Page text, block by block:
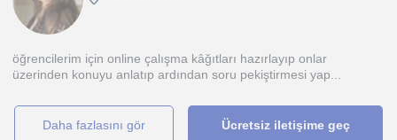
öğrencilerim için online çalışma kâğıtları hazırlayıp onlar
üzerinden konuyu anlatıp ardından soru pekiştirmesi yap...
daha fazlasını gör Ücretsiz iletişime geç